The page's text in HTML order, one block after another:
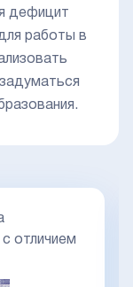
дефицит
работы в
отличием